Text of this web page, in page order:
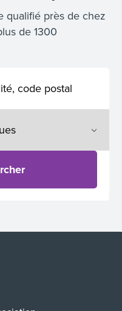
qualifié près de chez
de 1300